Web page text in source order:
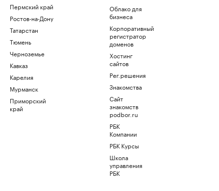
Пермский край
Ростов-на-Дону
Татарстан
Тюмень
Черноземье
Кавказ
Карелия
Мурманск
Приморский
край
Облако для
бизнеса
Корпоративный
регистратор
доменов
Хостинг
сайтов
Рег.решения
Знакомства
Сайт
знакомств
podbor.ru
РБК
Компании
РБК Курсы
Школа
управления
РБК